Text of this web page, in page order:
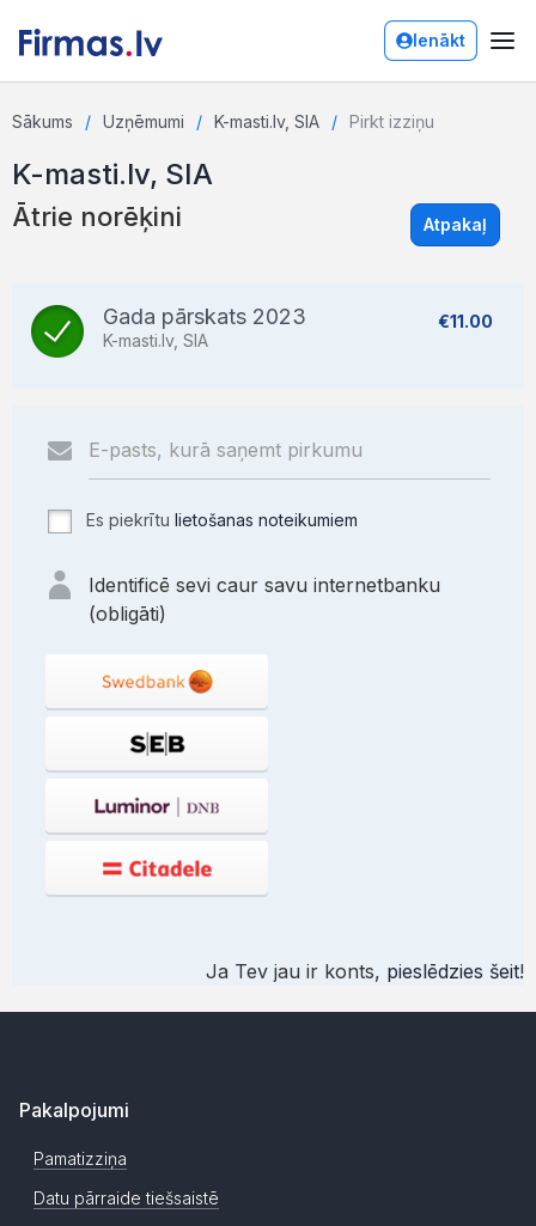
Ienākt
Sākums Uzņēmumi K-masti.lv, SIA Pirkt izziņu
K-masti.lv, SIA
Ātrie norēķini Atpakaļ
Gada pārskats 2023
K-masti.lv, SIA
€11.00
Es piekrītu lietošanas noteikumiem
Identificē sevi caur savu internetbanku
(obligāti)
Ja Tev jau ir konts, pieslēdzies šeit!
Pakalpojumi
Pamatizziņa
Datu pārraide tiešsaistē